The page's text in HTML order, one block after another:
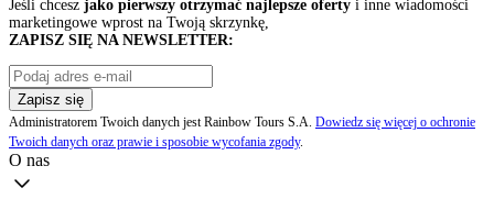
Jeśli chcesz jako pierwszy otrzymać najlepsze oferty i inne wiadomości
marketingowe wprost na Twoją skrzynkę,
ZAPISZ SIĘ NA NEWSLETTER:
Zapisz się
Administratorem Twoich danych jest Rainbow Tours S.A. Dowiedz się więcej o ochronie
Twoich danych oraz prawie i sposobie wycofania zgody.
O nas